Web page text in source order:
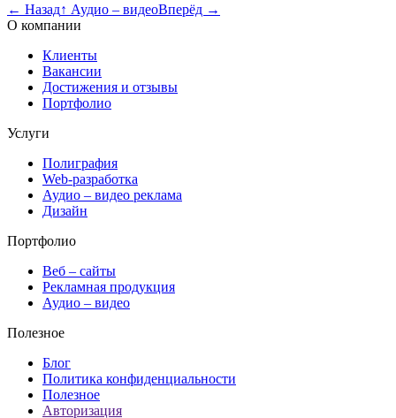
← Назад↑ Аудио – видеоВперёд →
О компании
Клиенты
Вакансии
Достижения и отзывы
Портфолио
Услуги
Полиграфия
Web-разработка
Аудио – видео реклама
Дизайн
Портфолио
Веб – сайты
Рекламная продукция
Аудио – видео
Полезное
Блог
Политика конфиденциальности
Полезное
Авторизация